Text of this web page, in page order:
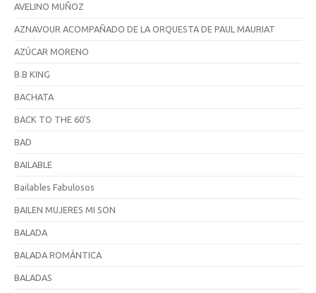
AVELINO MUÑOZ
AZNAVOUR ACOMPAÑADO DE LA ORQUESTA DE PAUL MAURIAT
AZÚCAR MORENO
B.B KING
BACHATA
BACK TO THE 60'S
BAD
BAILABLE
Bailables Fabulosos
BAILEN MUJERES MI SON
BALADA
BALADA ROMÁNTICA
BALADAS